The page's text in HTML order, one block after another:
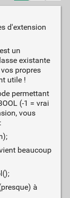
d'extension
un
existante
propres
utile !
permettant
(-1 = vrai
vous
beaucoup
à